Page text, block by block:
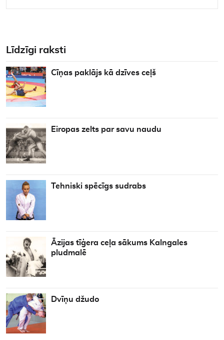
Līdzīgi raksti
Cīņas paklājs kā dzīves ceļš
Eiropas zelts par savu naudu
Tehniski spēcīgs sudrabs
Āzijas tīģera ceļa sākums Kalngales
pludmalē
Dvīņu džudo